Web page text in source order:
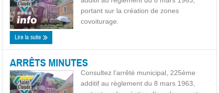
portant sur la création de zones
covoiturage.
Lire la suite
ARRÊTS MINUTES
Consultez l’arrêté municipal, 225ème
additif au règlement du 8 mars 1963,